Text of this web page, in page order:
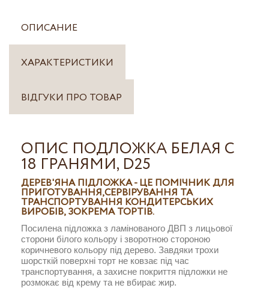
ОПИСАНИЕ
ХАРАКТЕРИСТИКИ
ВІДГУКИ ПРО ТОВАР
ОПИС ПОДЛОЖКА БЕЛАЯ С
18 ГРАНЯМИ, D25
ДЕРЕВ'ЯНА ПІДЛОЖКА - ЦЕ ПОМІЧНИК ДЛЯ
ПРИГОТУВАННЯ,СЕРВІРУВАННЯ ТА
ТРАНСПОРТУВАННЯ КОНДИТЕРСЬКИХ
ВИРОБІВ, ЗОКРЕМА ТОРТІВ.
Посилена підложка з ламінованого ДВП з лицьової
сторони білого кольору і зворотною стороною
коричневого кольору під дерево. Завдяки трохи
шорсткій поверхні торт не ковзає під час
транспортування, а захисне покриття підложки не
розмокає від крему та не вбирає жир.